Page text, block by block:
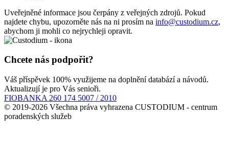
Uveřejněné informace jsou čerpány z veřejných zdrojů. Pokud
najdete chybu, upozorněte nás na ni prosím na info@custodium.cz,
abychom ji mohli co nejrychleji opravit.
Chcete nás podpořit?
Váš příspěvek 100% využijeme na doplnění databází a návodů.
Aktualizují je pro Vás senioři.
FIOBANKA 260 174 5007 / 2010
© 2019-2026 Všechna práva vyhrazena CUSTODIUM - centrum
poradenských služeb